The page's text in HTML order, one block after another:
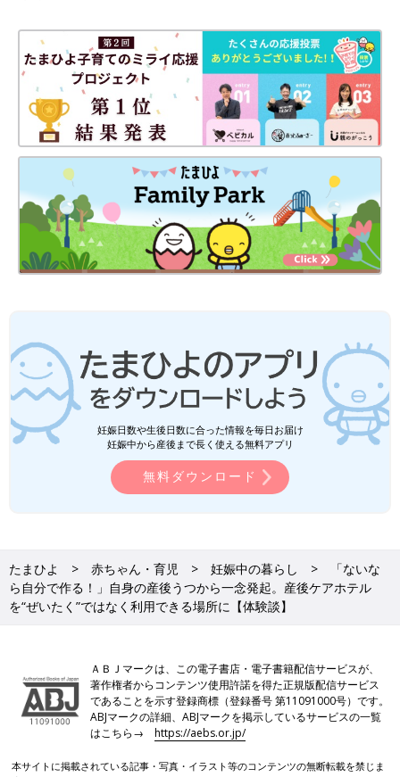
妊娠日数や生後日数に合った情報を毎日お届け
妊娠中から産後まで長く使える無料アプリ
無料ダウンロード
たまひよ 赤ちゃん・育児 妊娠中の暮らし
「ないな
ら自分で作る！」自身の産後うつから一念発起。産後ケアホテル
を“ぜいたく”ではなく利用できる場所に【体験談】
ＡＢＪマークは、この電子書店・電子書籍配信サービスが、
著作権者からコンテンツ使用許諾を得た正規版配信サービス
であることを示す登録商標（登録番号 第11091000号）です。
ABJマークの詳細、ABJマークを掲示しているサービスの一覧
はこちら→https://aebs.or.jp/
本サイトに掲載されている記事・写真・イラスト等のコンテンツの無断転載を禁じま